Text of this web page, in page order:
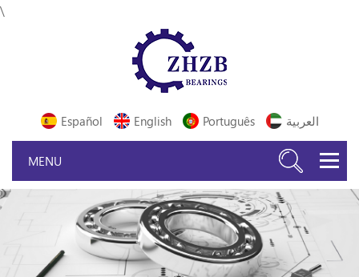
\
Español English Português العربية